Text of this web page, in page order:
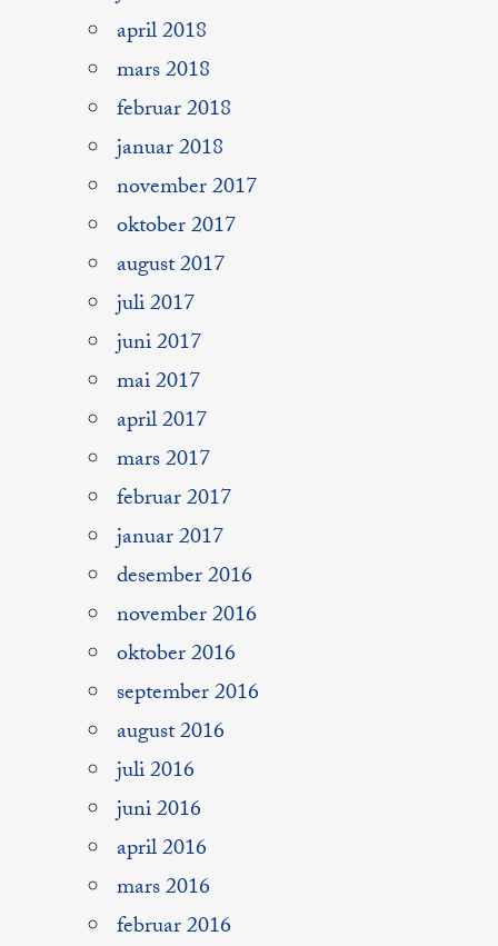
april 2018
mars 2018
februar 2018
januar 2018
november 2017
oktober 2017
august 2017
juli 2017
juni 2017
mai 2017
april 2017
mars 2017
februar 2017
januar 2017
desember 2016
november 2016
oktober 2016
september 2016
august 2016
juli 2016
juni 2016
april 2016
mars 2016
februar 2016